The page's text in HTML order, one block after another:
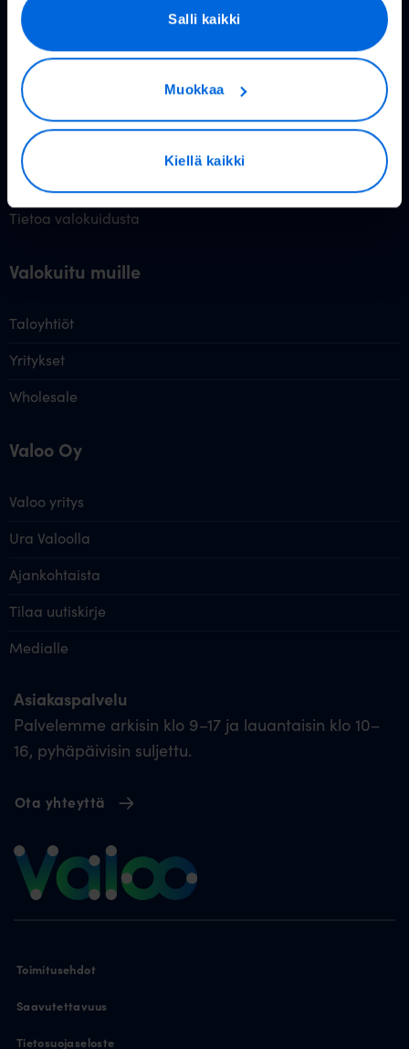
Salli kaikki
Muokkaa
Kiellä kaikki
Rakennettavat alueet
Valokuitu kotiin
Reitittimet
Valoo TV
Hinnasto
Tietoa valokuidusta
Valokuitu muille
Taloyhtiöt
Yritykset
Wholesale
Valoo Oy
Valoo yritys
Ura Valoolla
Ajankohtaista
Tilaa uutiskirje
Medialle
Asiakaspalvelu
Palvelemme arkisin klo 9–17 ja lauantaisin klo 10–
16, pyhäpäivisin suljettu.
Ota yhteyttä
Toimitusehdot
Saavutettavuus
Tietosuojaseloste